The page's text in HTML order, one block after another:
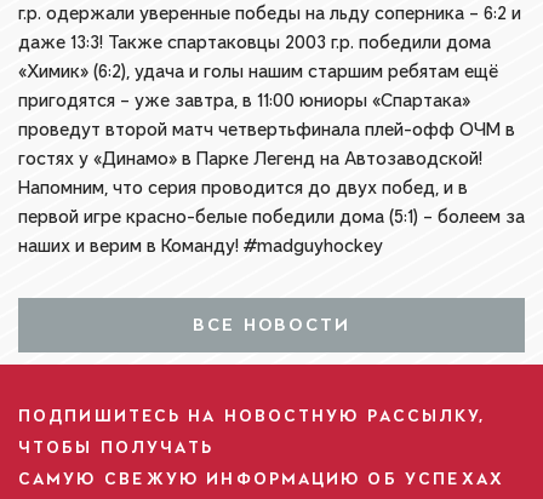
г.р. одержали уверенные победы на льду соперника – 6:2 и
даже 13:3! Также спартаковцы 2003 г.р. победили дома
«Химик» (6:2), удача и голы нашим старшим ребятам ещё
пригодятся – уже завтра, в 11:00 юниоры «Спартака»
проведут второй матч четвертьфинала плей-офф ОЧМ в
гостях у «Динамо» в Парке Легенд на Автозаводской!
Напомним, что серия проводится до двух побед, и в
первой игре красно-белые победили дома (5:1) – болеем за
наших и верим в Команду! #madguyhockey
ВСЕ НОВОСТИ
ПОДПИШИТЕСЬ НА НОВОСТНУЮ РАССЫЛКУ,
ЧТОБЫ ПОЛУЧАТЬ
САМУЮ СВЕЖУЮ ИНФОРМАЦИЮ ОБ УСПЕХАХ